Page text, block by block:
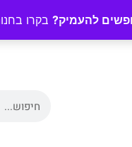
להעמיק? בקרו